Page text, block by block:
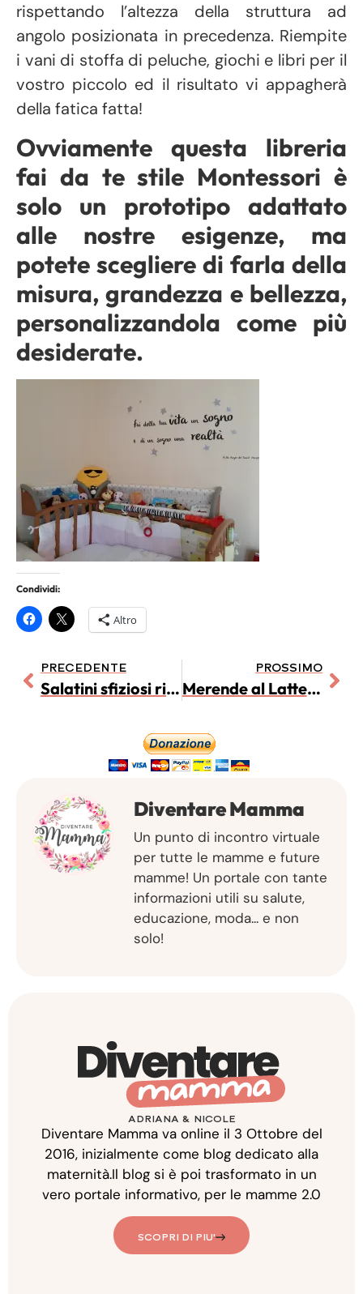
rispettando l’altezza della struttura ad
angolo posizionata in precedenza. Riempite
i vani di stoffa di peluche, giochi e libri per il
vostro piccolo ed il risultato vi appagherà
della fatica fatta!
Ovviamente questa libreria
fai da te stile Montessori è
solo un prototipo adattato
alle nostre esigenze, ma
potete scegliere di farla della
misura, grandezza e bellezza,
personalizzandola come più
desiderate.
Condividi:
Altro
PRECEDENTE
Salatini sfiziosi ripieni
PROSSIMO
Merende al Latte MIO
Diventare Mamma
Un punto di incontro virtuale
per tutte le mamme e future
mamme! Un portale con tante
informazioni utili su salute,
educazione, moda... e non
solo!
ADRIANA & NICOLE
Diventare Mamma va online il 3 Ottobre del
2016, inizialmente come blog dedicato alla
maternità.Il blog si è poi trasformato in un
vero portale informativo, per le mamme 2.0
SCOPRI DI PIU'